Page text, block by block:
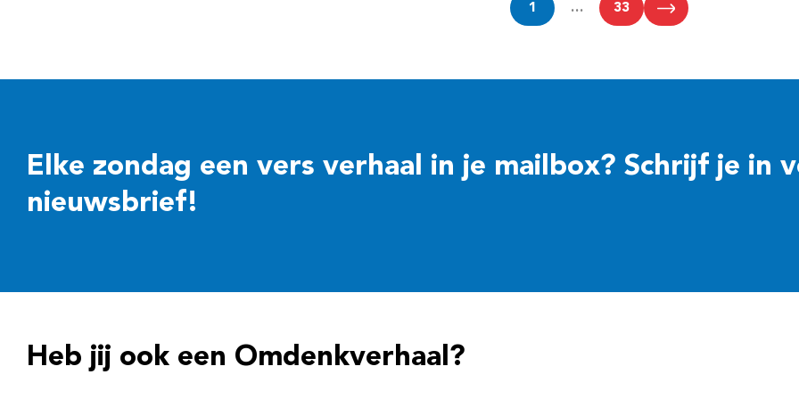
1 … 33
Elke zondag een vers verhaal in je mailbox? Schrijf je in
nieuwsbrief!
Heb jij ook een Omdenkverhaal?